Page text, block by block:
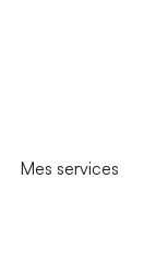
Mes services